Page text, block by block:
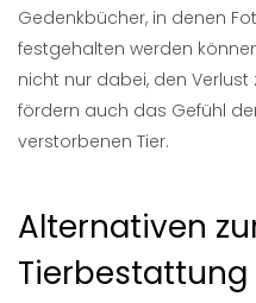
Gedenkbücher, in denen
festgehalten werden
nicht nur dabei, den
fördern auch das Gefühl
verstorbenen Tier.
Alternativen